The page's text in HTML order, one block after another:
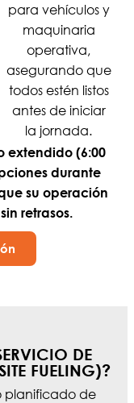
para vehículos y
maquinaria
operativa,
asegurando que
todos estén listos
antes de iniciar
la jornada.
extendido (6:00
durante
su operación
retrasos.
DE
FUELING)?
planificado de